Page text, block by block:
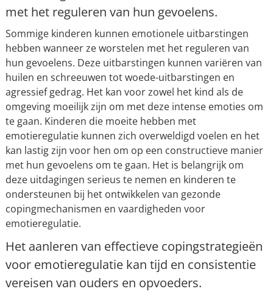
met het reguleren van hun gevoelens.
Sommige kinderen kunnen emotionele uitbarstingen
hebben wanneer ze worstelen met het reguleren van
hun gevoelens. Deze uitbarstingen kunnen variëren van
huilen en schreeuwen tot woede-uitbarstingen en
agressief gedrag. Het kan voor zowel het kind als de
omgeving moeilijk zijn om met deze intense emoties om
te gaan. Kinderen die moeite hebben met
emotieregulatie kunnen zich overweldigd voelen en het
kan lastig zijn voor hen om op een constructieve manier
met hun gevoelens om te gaan. Het is belangrijk om
deze uitdagingen serieus te nemen en kinderen te
ondersteunen bij het ontwikkelen van gezonde
copingmechanismen en vaardigheden voor
emotieregulatie.
Het aanleren van effectieve copingstrategieën
voor emotieregulatie kan tijd en consistentie
vereisen van ouders en opvoeders.